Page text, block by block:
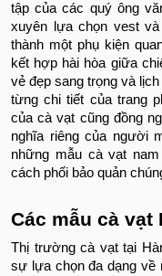
tập của các quý ông
xuyên lựa chọn vest
thành một phụ kiện
kết hợp hài hòa giữa
vẻ đẹp sang trọng và
từng chi tiết của trang
của cà vạt cũng đồng
nghĩa riêng của người
những mẫu cà vạt
cách phối bảo quản
Các mẫu cà vạt
Thị trường cà vạt tại
sự lựa chọn đa dạng về